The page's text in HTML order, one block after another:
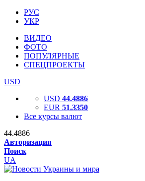
РУС
УКР
ВИДЕО
ФОТО
ПОПУЛЯРНЫЕ
СПЕЦПРОЕКТЫ
USD
USD 44.4886
EUR 51.3350
Все курсы валют
44.4886
Авторизация
Поиск
UA